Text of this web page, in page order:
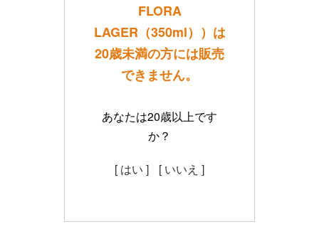
FLORA
LAGER（350ml））は
20歳未満の方には販売
できません。
あなたは20歳以上です
か？
[ はい ] [ いいえ ]